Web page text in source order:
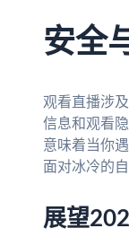
安全
观看直播涉
信息和观看
意味着当你
面对冰冷的自
展望